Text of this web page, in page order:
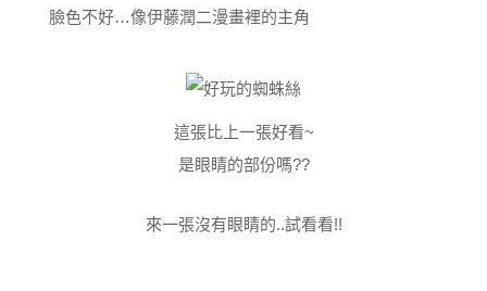
臉色不好…像伊藤潤二漫畫裡的主角
這張比上一張好看~
是眼睛的部份嗎??
來一張沒有眼睛的..試看看!!